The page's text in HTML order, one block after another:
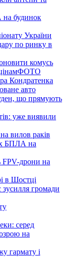
на будинок
України
по ринку в
комусь
ФОТО
Кондратенка
авто
що прямують
уже виявили
вилов раків
БПЛА на
FPV-дрони на
в Шостці
зусилля громади
серед
на
гармату і